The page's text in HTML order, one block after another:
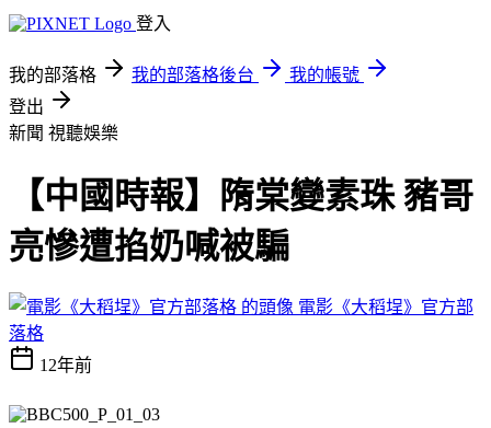
登入
我的部落格 我的部落格後台
我的帳號
登出
新聞 視聽娛樂
【中國時報】隋棠變素珠 豬哥
亮慘遭掐奶喊被騙
電影《大稻埕》官方部
落格
12年前